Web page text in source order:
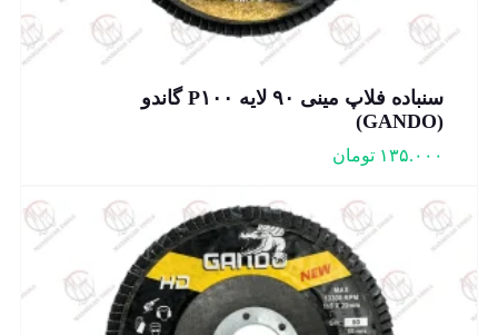
سنباده فلاپ مینی ۹۰ لایه P۱۰۰ گاندو
(GANDO)
۱۳۵.۰۰۰ تومان